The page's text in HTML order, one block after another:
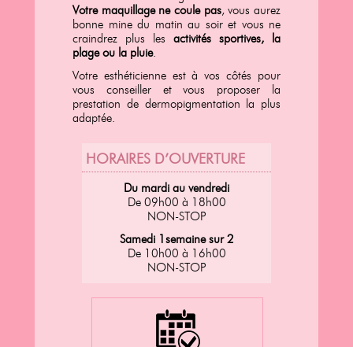
Votre maquillage ne coule pas, vous aurez
bonne mine du matin au soir et vous ne
craindrez plus les activités sportives, la
plage ou la pluie.
Votre esthéticienne est à vos côtés pour
vous conseiller et vous proposer la
prestation de dermopigmentation la plus
adaptée.
HORAIRES D’OUVERTURE
Du mardi au vendredi
De 09h00 à 18h00
NON-STOP
Samedi 1semaine sur 2
De 10h00 à 16h00
NON-STOP